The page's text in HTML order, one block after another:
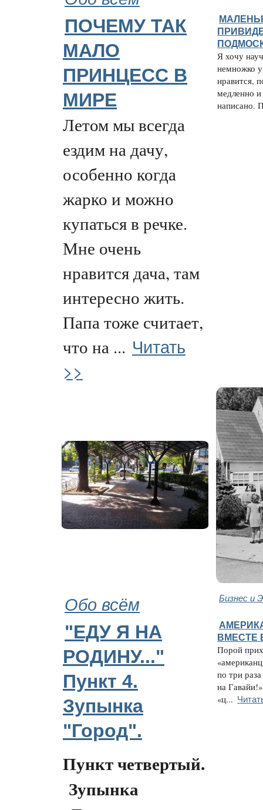
ПОЧЕМУ ТАК
МАЛО
ПРИНЦЕСС В
МИРЕ
Летом мы всегда
ездим на дачу,
особенно когда
жарко и можно
купаться в речке.
Мне очень
нравится дача, там
интересно жить.
Папа тоже считает,
что на ... Читать
>>
Я хочу
немножко
нравится,
медленно
написано.
Обо всём Бизнес и
"ЕДУ Я НА
РОДИНУ..."
Пункт 4.
Зупынка
"Город".
Пункт четвертый.
Зупынка
ВМЕСТЕ
Порой
по три
на
«ц...